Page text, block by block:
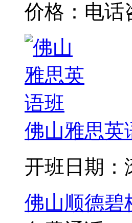
价格：电话
佛山雅思英
开班日期：
佛山顺德碧